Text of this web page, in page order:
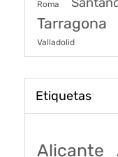
Roma
Tarragona
Valladolid
Etiquetas
Alicante